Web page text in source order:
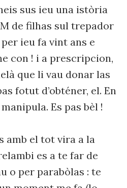
sus ieu una istòria
de filhas sul trepador
ieu fa vint ans e
con ! i a prescripcion,
que li vau donar las
fotut d’obténer, el. En
Es pas bèl !
amb el tot vira a la
es a te far de
o per parabòlas : te